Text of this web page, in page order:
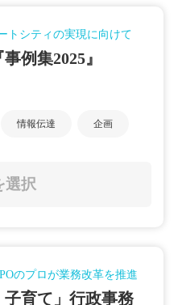
トシティの実現に向けて
例集2025』
情報伝達 企画
選択
のプロが業務改革を推進
子育て」行政事務